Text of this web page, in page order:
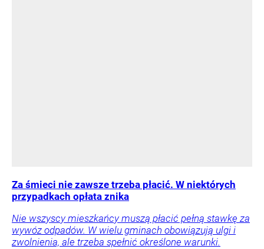
Za śmieci nie zawsze trzeba płacić. W niektórych
przypadkach opłata znika
Nie wszyscy mieszkańcy muszą płacić pełną stawkę za
wywóz odpadów. W wielu gminach obowiązują ulgi i
zwolnienia, ale trzeba spełnić określone warunki.